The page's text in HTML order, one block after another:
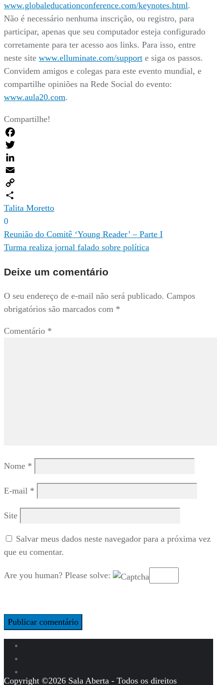
www.globaleducationconference.com/keynotes.html.
Não é necessário nenhuma inscrição, ou registro, para
participar, apenas que seu computador esteja configurado
corretamente para ter acesso aos links. Para isso, entre
neste site www.elluminate.com/support e siga os passos.
Convidem amigos e colegas para este evento mundial, e
compartilhe opiniões na Rede Social do evento:
www.aula20.com.
Compartilhe!
Facebook
Twitter
LinkedIn
Email
Copy
Link
Compartilhar
Talita Moretto
0
Navegação
de
Post
Reunião do Comitê ‘Young Reader’ – Parte I
Turma realiza jornal falado sobre política
Deixe um comentário
O seu endereço de e-mail não será publicado. Campos
obrigatórios são marcados com *
Comentário *
Nome *
E-mail *
Site
Salvar meus dados neste navegador para a próxima vez
que eu comentar.
Are you human? Please solve:
Copyright ©2026 Sala Aberta - Todos os direitos